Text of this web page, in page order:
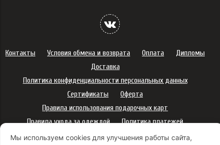
Мы используем cookies для улучшения работы сайта,
Контакты Условия обмена и возврата Оплата
Дипломы
Доставка
Политика конфиденциальности персональных данных
Сертификаты
Оферта
Правила использования подарочных карт
Правила ухода за одеждой
Политика платежей
Условия использования Cookie-файлов